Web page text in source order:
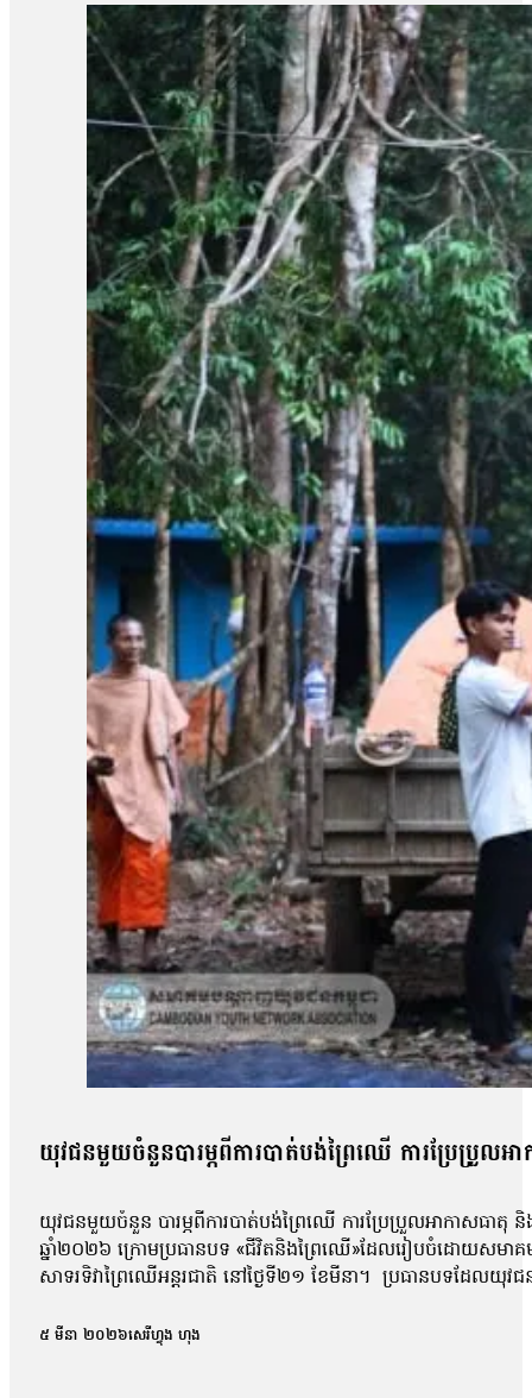
៩ម៉ឺនហិកតា បានរងការបំផ្លិចបំផ្លាញ នេះបើយោងតាមទិន្នន័យរបស់អង្
២០០០ មក ដែនជម្រកសត្វព្រៃព្រៃឡង់បានបាត់បង់គម្របព្រៃឈើចំនួ
ប្រធានសហគន៏ជនជាតិដើមភាគតិចពូនងនៅភូមិរយ៉លើ ខេត្តមណ្ឌលគិ
ឲ្យអាជ្ញាធរពាក់ព័ន្ធចូលរួមការពារ និងទប់ស្កាត់បទល្មើសទាំងនោ
«ព្រួយបារម្ភរឿងមួយគឺអ្នកក្រៅគេមកកាប់ទន្ទ្រានដីព្រៃសហគមន៏។ វ
កាលពីថ្ងៃទី០៧ ខែកុម្ភៈ ឆ្នាំ២០២៦ សមត្ថកិច្ចចម្រុះ ខេត្តកំពង់ឆ្ន
បច្ចុប្បន្នជនល្មើសទាំងពីរត្រូវបានព្រះរាជអាជ្ញាអមសាលាដំបូង ខេត្តកំ
ផ្ទៃប្រទេស និងអង្គការដៃគូបានរឹបអូសវត្ថុតាងមួយចំនួនដូចជារណាអា
ជាប់ឃុំទាំងនោះប្រឈមមុខនឹងការចោទប្រកាន់ពីបទឈូសឆាយ និងកាន់ក
ហើយរាល់ភស្តុតាងដែល ប្រមូលបានពីប្រតិបត្តិការនេះ គឺអាចត្រូវដ
តែយ៉ាងណាលោកថា មន្ត្រីថ្នាក់ជាតិនឹងបន្តឈរជើងនៅក្នុងតំបន់ការពា
ដែរប្រទេសថៃឈ្លានពាននេះបទល្មើសវារៀងកើនឡើងវិញ។ តែយើង
ចិត្តទេ យើងត្រូវទទួលខុសត្រូវ។ អាជ្ញាធរដែនដីត្រូវធ្វើឲ្យបាន។ វា
ហេដ្ឋារចនាសម្ព័ន្ធចាប់ផ្តើមតាំងពីឆ្នាំ២០២០ នៅជួរភ្នំក្រវាញនាភូ
Amnesty International រិះគន់កិច្ចខិតខំអភិរក្សរបស់កម្ពុជា ព្រោ
ទាន់ឆ្លើយតបទាក់ទងនឹងចំណាត់ការរបស់ក្រសួងបរិស្ថានចំពោះការបង្
ប្រទេសកម្ពុជាបាត់គម្របព្រៃឈើសរុបប្រមាណ ៤០% នៃការបាត់ប
ជម្រកសត្វព្រៃផ្សេងៗគ្នានៅទូទាំងប្រទេស ។ កាលពីខែមីនា ឆ្នាំ២០២
ស្កាត់និងបង្ក្រាបការកាប់ឈើនិងការទន្ទ្រានកាន់កាប់ដីរដ្ឋដោយខុសច្បាប់
ប្រព័ន្ធអេកូឡូស៊ី ការអភិរក្សជីវចម្រុះ និងការប្រើប្រាស់ធនធានធម្មជ
យុវជនមួយចំនួនបារម្ភពីការបាត់បង់ព្រៃឈើ ការប្រែប្រួលអា
យុវជនមួយចំនួន បារម្ភពីការបាត់បង់ព្រៃឈើ ការប្រែប្រួលអាកាសធាតុ និង
ឆ្នាំ២០២៦ ក្រោមប្រធានបទ «ជីវិតនិងព្រៃឈើ»ដែលរៀបចំដោយសម
សាទរទិវាព្រៃឈើអន្តរជាតិ នៅថ្ងៃទី២១ ខែមីនា។ ប្រធានបទដែលយុវជ
បរិស្ថានប៉ុណ្ណោះទេ ថែមទាំងបង្កឱ្យមានផលប៉ះពាល់ដល់សិទ្ធិរស់រាន
៥ មីនា ២០២៦សេរីហ្វុង ហុង